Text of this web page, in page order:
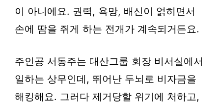
이 아니에요. 권력, 욕망, 배신이 얽히면서
손에 땀을 쥐게 하는 전개가 계속되거든요.
주인공 서동주는 대산그룹 회장 비서실에서
일하는 상무인데, 뛰어난 두뇌로 비자금을
해킹해요. 그러다 제거당할 위기에 처하고,